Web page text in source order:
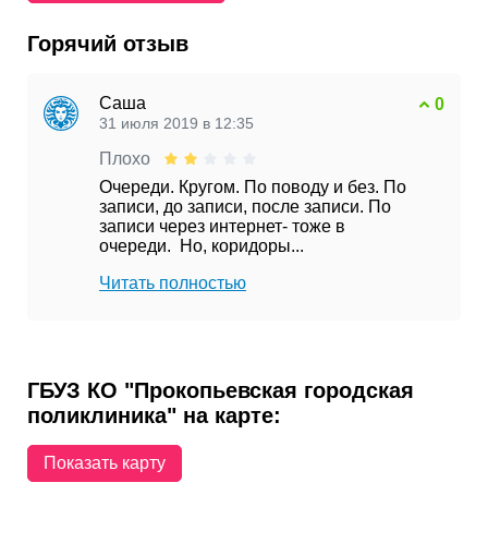
Горячий отзыв
Саша
31 июля 2019 в 12:35
0
Плохо
Очереди. Кругом. По поводу и без. По
записи, до записи, после записи. По
записи через интернет- тоже в
очереди. Но, коридоры...
Читать полностью
ГБУЗ КО "Прокопьевская городская
поликлиника" на карте:
Показать карту